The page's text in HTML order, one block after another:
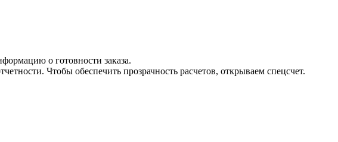
о готовности заказа.
Чтобы обеспечить прозрачность расчетов, открываем спецсчет.